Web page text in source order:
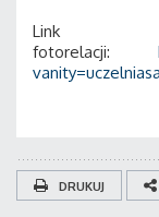
fotorelacji:
DRUKUJ